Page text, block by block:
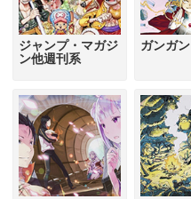
ジャンプ・マガジ
ン他週刊系
ガンガン